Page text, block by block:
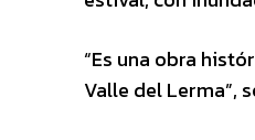
“Es una obra
Valle del Lerma”,